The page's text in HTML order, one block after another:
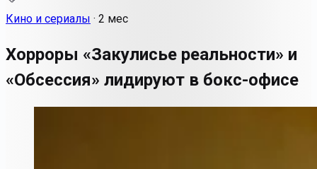
Кино и сериалы · 2 мес
Хорроры «Закулисье реальности» и
«Обсессия» лидируют в бокс-офисе